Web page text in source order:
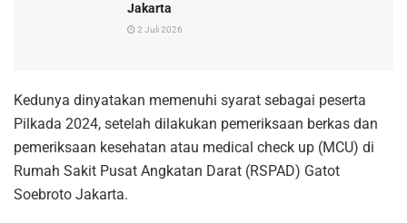
Jakarta
2 Juli 2026
Kedunya dinyatakan memenuhi syarat sebagai peserta
Pilkada 2024, setelah dilakukan pemeriksaan berkas dan
pemeriksaan kesehatan atau medical check up (MCU) di
Rumah Sakit Pusat Angkatan Darat (RSPAD) Gatot
Soebroto Jakarta.